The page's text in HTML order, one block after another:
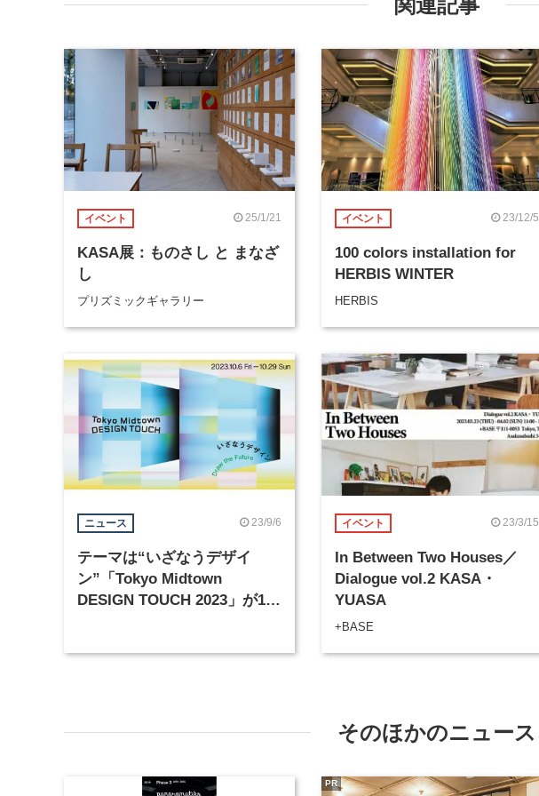
イベント 25/1/21
KASA展：ものさし と まなざ
し
プリズミックギャラリー
イベント 23/12/5
100 colors installation for
HERBIS WINTER
HERBIS
ニュース 23/9/6
テーマは“いざなうデザイ
ン”「Tokyo Midtown
DESIGN TOUCH 2023」が10
イベント 23/3/15
In Between Two Houses／
Dialogue vol.2 KASA・
YUASA
+BASE
そのほかのニュース
PR